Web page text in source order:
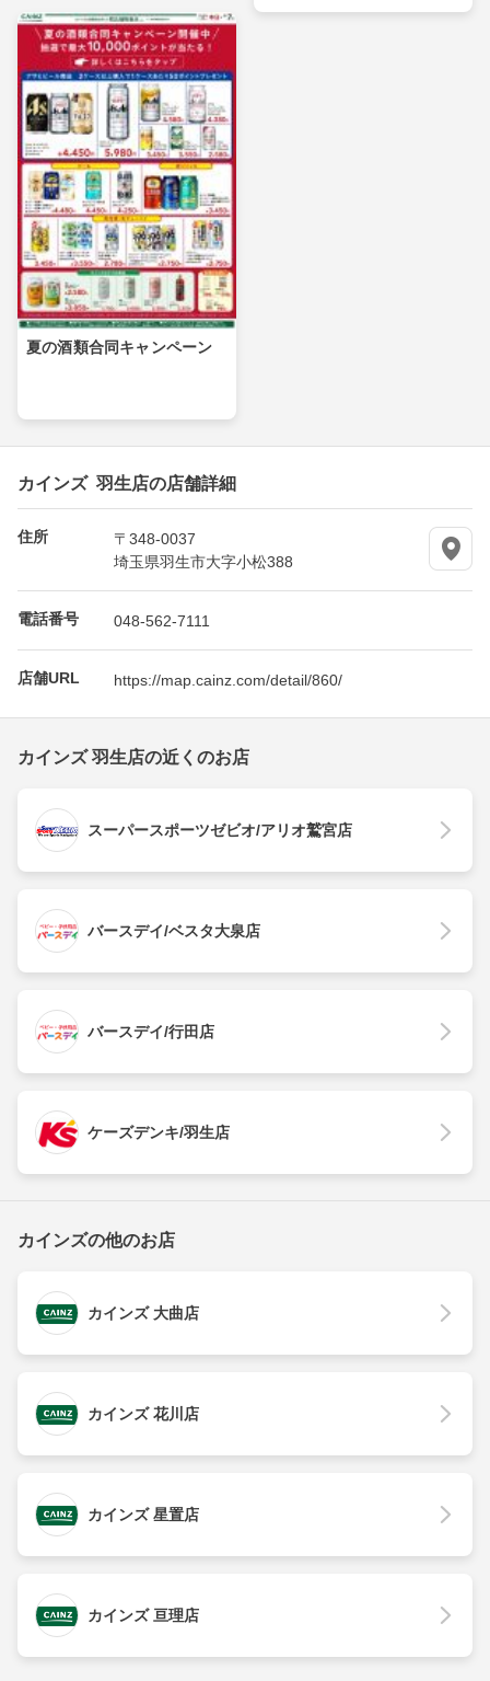
夏の酒類合同キャンペーン
カインズ 羽生店の店舗詳細
住所
〒348-0037
埼玉県羽生市大字小松388
電話番号 048-562-7111
店舗URL https://map.cainz.com/detail/860/
カインズ 羽生店の近くのお店
スーパースポーツゼビオ/アリオ鷲宮店
バースデイ/ベスタ大泉店
バースデイ/行田店
ケーズデンキ/羽生店
カインズの他のお店
カインズ 大曲店
カインズ 花川店
カインズ 星置店
カインズ 亘理店